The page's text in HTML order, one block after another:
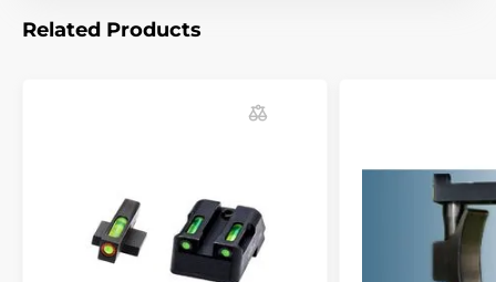
Related Products